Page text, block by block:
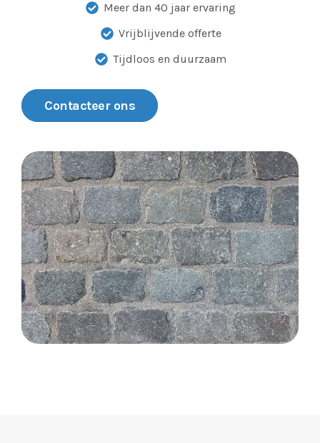
Meer dan 40 jaar ervaring
Vrijblijvende offerte
Tijdloos en duurzaam
Contacteer ons